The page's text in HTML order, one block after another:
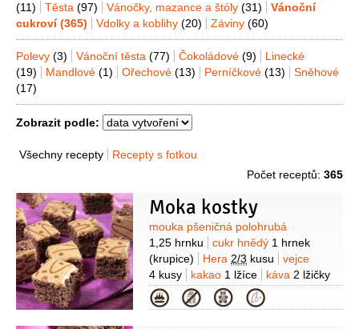
(11)
Těsta (97) Vánočky, mazance a štóly (31)
Vánoční
cukroví(365) Vdolky a koblihy (20) Záviny (60)
Polevy (3) Vánoční těsta (77) Čokoládové (9)
Linecké
(19)
Mandlové (1) Ořechové (13) Perníčkové (13)
Sněhové
(17)
Zobrazit podle:
Všechny recepty
Recepty s fotkou
Počet receptů: 365
Moka kostky
Suroviny
mouka pšeničná polohrubá
1,25 hrnku
cukr hnědý 1 hrnek
(krupice)
Hera 2/3 kusu
vejce
4 kusy
kakao 1 lžíce káva 2 lžičky
(mletá)
kypřící prášek do pečiva
1/4balíčku tuk25 gramů (na
Kategorie